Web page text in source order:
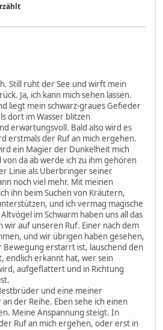
Still ruht der See und wirft mein
Ja, ich kann mich sehen lassen.
liegt mein schwarz-graues Gefieder
dort im Wasser blitzen
erwartungsvoll. Bald also wird es
erstmals der Ruf an mich ergehen.
ein Magier der Dunkelheit mich
da ab werde ich zu ihm gehören
Linie als Überbringer seiner
noch viel mehr. Mit meinen
ihn beim Suchen von Kräutern,
und ich vermag magische
im Schwarm haben uns all das
auf unseren Ruf. Einer nach dem
und wir übrigen haben gesehen,
erstarrt ist, lauschend den
endlich erkannt hat, wer sein
aufgeflattert und in Richtung
und eine meiner
der Reihe. Eben sehe ich einen
Meine Anspannung steigt. In
Ruf an mich ergehen, oder erst in